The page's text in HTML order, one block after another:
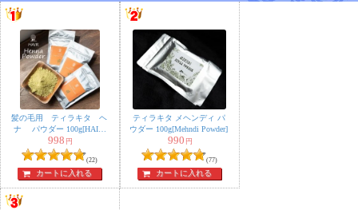
しも粉が残ったりせず、すぐに流せますし、乾かすとサ
ラサラになって、今まで高めのシャンプーを使っていま
したが、こちらの方が断然仕上がりは良いです。気にな
っていた抜け毛も減ったような気がするので、禿げずに
済んで一安心しました。パウダーを溶かしたり手間はあ
りますが、もう普通のシャンプーにはも取れませんの
で、リピートしていきたいと思います。
1人 の人が参考になったと言っています
髪の毛用 ティラキタ ヘ
ナ パウダー 100g[HAIR
Henna Powder]
998 円
(22)
カートに入れる
ティラキタ メヘンディ パ
ウダー 100g[Mehndi Powder]
990 円
(77)
カートに入れる